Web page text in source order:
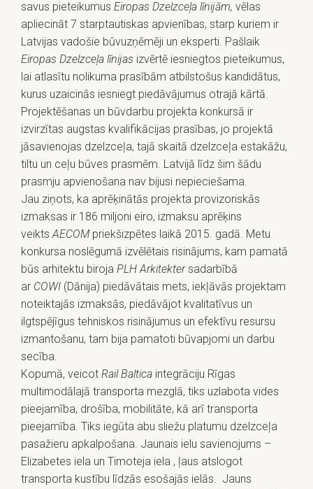
savus pieteikumus Eiropas Dzelzceļa līnijām, vēlas
apliecināt 7 starptautiskas apvienības, starp kuriem ir
Latvijas vadošie būvuzņēmēji un eksperti. Pašlaik
Eiropas Dzelzceļa līnijas izvērtē iesniegtos pieteikumus,
lai atlasītu nolikuma prasībām atbilstošus kandidātus,
kurus uzaicinās iesniegt piedāvājumus otrajā kārtā.
Projektēšanas un būvdarbu projekta konkursā ir
izvirzītas augstas kvalifikācijas prasības, jo projektā
jāsavienojas dzelzceļa, tajā skaitā dzelzceļa estakāžu,
tiltu un ceļu būves prasmēm. Latvijā līdz šim šādu
prasmju apvienošana nav bijusi nepieciešama.
Jau ziņots, ka aprēķinātās projekta provizoriskās
izmaksas ir 186 miljoni eiro, izmaksu aprēķins
veiktsAECOM priekšizpētes laikā 2015. gadā. Metu
konkursa noslēgumā izvēlētais risinājums, kam pamatā
būs arhitektu biroja PLH Arkitektersadarbībā
ar COWI (Dānija) piedāvātais mets, iekļāvās projektam
noteiktajās izmaksās, piedāvājot kvalitatīvus un
ilgtspējīgus tehniskos risinājumus un efektīvu resursu
izmantošanu, tam bija pamatoti būvapjomi un darbu
secība.
Kopumā, veicot Rail Baltica integrāciju Rīgas
multimodālajā transporta mezglā, tiks uzlabota vides
pieejamība, drošība, mobilitāte, kā arī transporta
pieejamība. Tiks iegūta abu sliežu platumu dzelzceļa
pasažieru apkalpošana. Jaunais ielu savienojums –
Elizabetes iela un Timoteja iela , ļaus atslogot
transporta kustību līdzās esošajās ielās. Jauns